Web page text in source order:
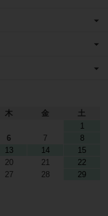
木 金
土
1
6 7
8
13 14
15
20 21
22
27 28
29